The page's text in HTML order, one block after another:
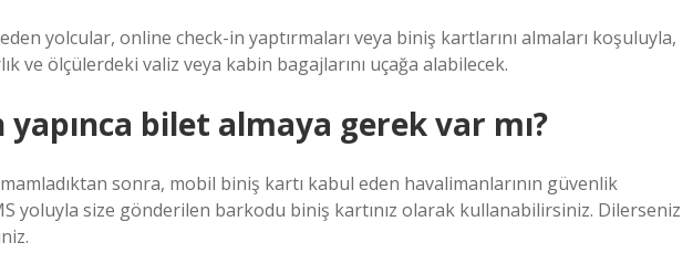
yolcular, online check-in yaptırmaları veya biniş kartlarını almaları koşuluyla,
ve ölçülerdeki valiz veya kabin bagajlarını uçağa alabilecek.
bilet almaya gerek var mı?
sonra, mobil biniş kartı kabul eden havalimanlarının güvenlik
yoluyla size gönderilen barkodu biniş kartınız olarak kullanabilirsiniz. Dilerseniz